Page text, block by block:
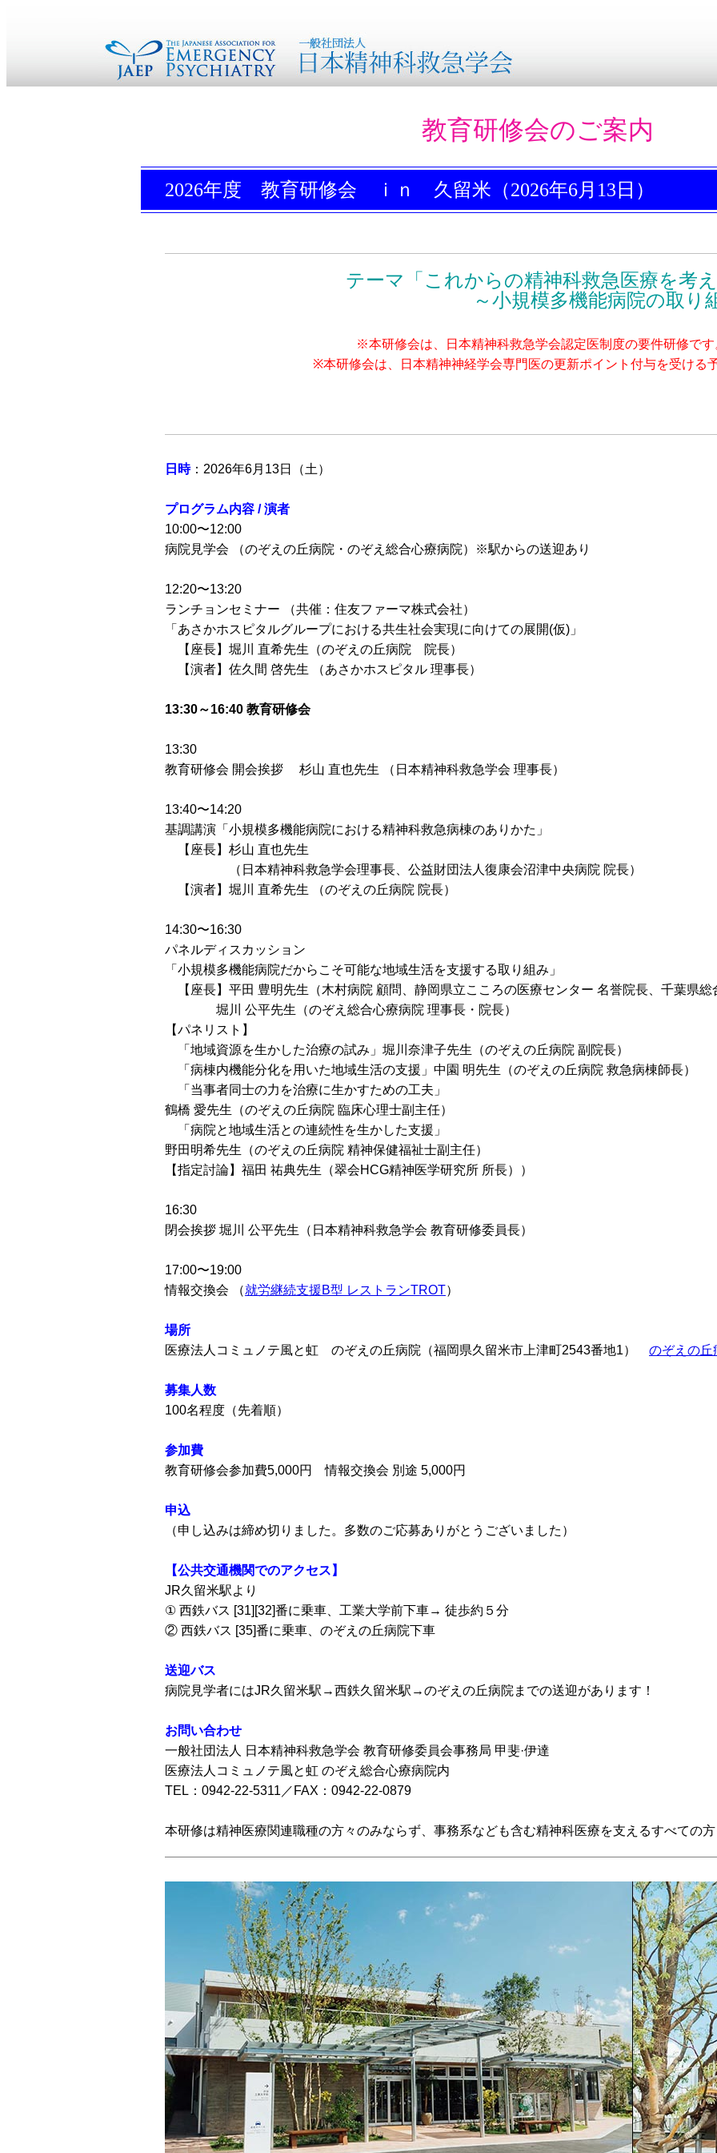
教育研修会のご案内
2026年度 教育研修会 ｉｎ 久留米（2026年6月13日）
テーマ「これからの精神科救急医療を考
～小規模多機能病院の取り組み
※本研修会は、日本精神科救急学会認定医制度の要件研修です
※本研修会は、日本精神神経学会専門医の更新ポイント付与を受ける予
日時：2026年6月13日（土）
プログラム内容 / 演者
10:00〜12:00
病院見学会 （のぞえの丘病院・のぞえ総合心療病院）※駅からの送迎あり
12:20〜13:20
ランチョンセミナー （共催：住友ファーマ株式会社）
「あさかホスピタルグループにおける共生社会実現に向けての展開(仮)」
【座長】堀川 直希先生（のぞえの丘病院 院長）
【演者】佐久間 啓先生 （あさかホスピタル 理事長）
13:30～16:40 教育研修会
13:30
教育研修会 開会挨拶 杉山 直也先生 （日本精神科救急学会 理事長）
13:40〜14:20
基調講演「小規模多機能病院における精神科救急病棟のありかた」
【座長】杉山 直也先生
（日本精神科救急学会理事長、公益財団法人復康会沼津中央病院 院長）
【演者】堀川 直希先生 （のぞえの丘病院 院長）
14:30〜16:30
パネルディスカッション
「小規模多機能病院だからこそ可能な地域生活を支援する取り組み」
【座長】平田 豊明先生（木村病院 顧問、静岡県立こころの医療センター 名誉院長、千葉県総
堀川 公平先生（のぞえ総合心療病院 理事長・院長）
【パネリスト】
「地域資源を生かした治療の試み」堀川奈津子先生（のぞえの丘病院 副院長）
「病棟内機能分化を用いた地域生活の支援」中園 明先生（のぞえの丘病院 救急病棟師長）
「当事者同士の力を治療に生かすための工夫」
鶴橋 愛先生（のぞえの丘病院 臨床心理士副主任）
「病院と地域生活との連続性を生かした支援」
野田明希先生（のぞえの丘病院 精神保健福祉士副主任）
【指定討論】福田 祐典先生（翠会HCG精神医学研究所 所長））
16:30
閉会挨拶 堀川 公平先生（日本精神科救急学会 教育研修委員長）
17:00〜19:00
情報交換会 （就労継続支援B型 レストランTROT）
場所
医療法人コミュノテ風と虹 のぞえの丘病院（福岡県久留米市上津町2543番地1） のぞえの
募集人数
100名程度（先着順）
参加費
教育研修会参加費5,000円 情報交換会 別途 5,000円
申込
（申し込みは締め切りました。多数のご応募ありがとうございました）
【公共交通機関でのアクセス】
JR久留米駅より
① 西鉄バス [31][32]番に乗車、工業大学前下車→ 徒歩約５分
② 西鉄バス [35]番に乗車、のぞえの丘病院下車
送迎バス
病院見学者にはJR久留米駅→西鉄久留米駅→のぞえの丘病院までの送迎があります！
お問い合わせ
一般社団法人 日本精神科救急学会 教育研修委員会事務局 甲斐·伊達
医療法人コミュノテ風と虹 のぞえ総合心療病院内
TEL：0942-22-5311／FAX：0942-22-0879
本研修は精神医療関連職種の方々のみならず、事務系なども含む精神科医療を支えるすべての方